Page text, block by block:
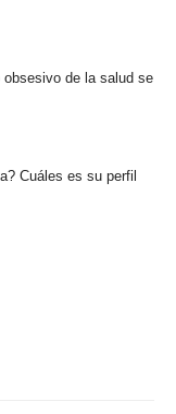
de la salud se
Cuáles es su perfil